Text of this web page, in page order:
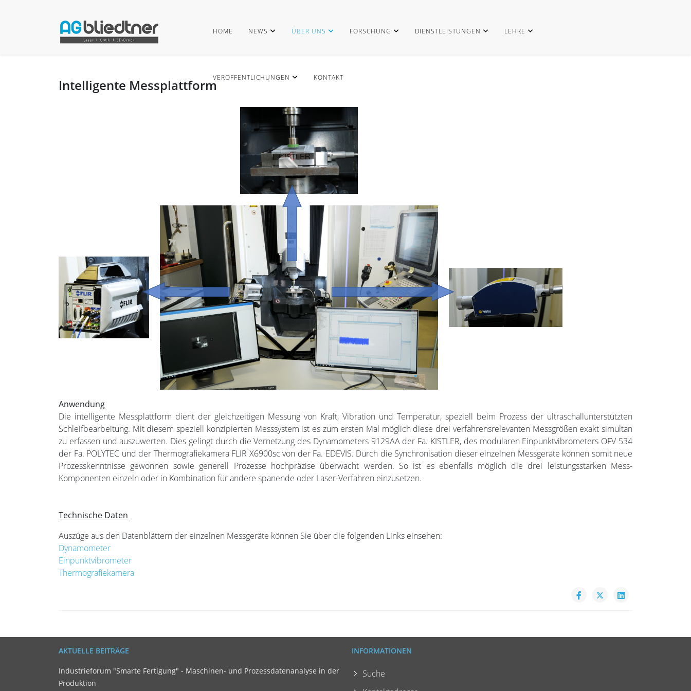
HOME NEWS ÜBER UNS FORSCHUNG DIENSTLEISTUNGEN LEHRE
VERÖFFENTLICHUNGEN KONTAKT
Intelligente Messplattform
Anwendung
Die intelligente Messplattform dient der gleichzeitigen Messung von Kraft, Vibration und Temperatur, speziell beim Prozess der ultraschallunterstützten
Schleifbearbeitung. Mit diesem speziell konzipierten Messsystem ist es zum ersten Mal möglich diese drei verfahrensrelevanten Messgrößen exakt simultan
zu erfassen und auszuwerten. Dies gelingt durch die Vernetzung des Dynamometers 9129AA der Fa. KISTLER, des modularen Einpunktvibrometers OFV 534
der Fa. POLYTEC und der Thermografiekamera FLIR X6900sc von der Fa. EDEVIS. Durch die Synchronisation dieser einzelnen Messgeräte können somit neue
Prozesskenntnisse gewonnen sowie generell Prozesse hochpräzise überwacht werden. So ist es ebenfalls möglich die drei leistungsstarken Mess-
Komponenten einzeln oder in Kombination für andere spanende oder Laser-Verfahren einzusetzen.
Technische Daten
Auszüge aus den Datenblättern der einzelnen Messgeräte können Sie über die folgenden Links einsehen:
Dynamometer
Einpunktvibrometer
Thermografiekamera
AKTUELLE BEITRÄGE
Industrieforum "Smarte Fertigung" - Maschinen- und Prozessdatenanalyse in der
Produktion
INFORMATIONEN
Suche